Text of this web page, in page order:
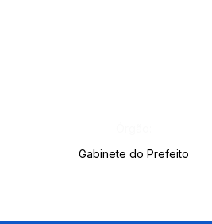
Gabinete do Prefeito